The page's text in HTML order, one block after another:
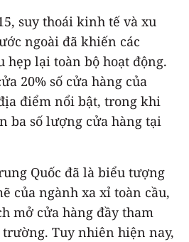
suy thoái kinh tế và xu
ngoài đã khiến các
lại toàn bộ hoạt động.
20% số cửa hàng của
điểm nổi bật, trong khi
ba số lượng cửa hàng tại
Quốc đã là biểu tượng
của ngành xa xỉ toàn cầu,
mở cửa hàng đầy tham
Tuy nhiên hiện nay,